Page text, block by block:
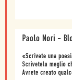
Paolo Nori -
«Scrivete una
Scrivetela meglio
Avrete creato